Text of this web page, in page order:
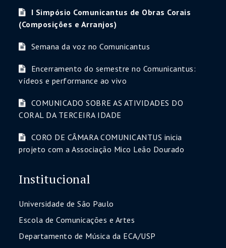
I Simpósio Comunicantus de Obras Corais
(Composições e Arranjos)
Semana da voz no Comunicantus
Encerramento do semestre no Comunicantus:
vídeos e performance ao vivo
COMUNICADO SOBRE AS ATIVIDADES DO
CORAL DA TERCEIRA IDADE
CORO DE CÂMARA COMUNICANTUS inicia
projeto com a Associação Mico Leão Dourado
Institucional
Universidade de São Paulo
Escola de Comunicações e Artes
Departamento de Música da ECA/USP